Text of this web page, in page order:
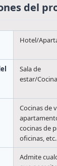
del
Hotel/
Sala de
estar/
Cocinas de
cocinas de
oficinas, etc.
Admite